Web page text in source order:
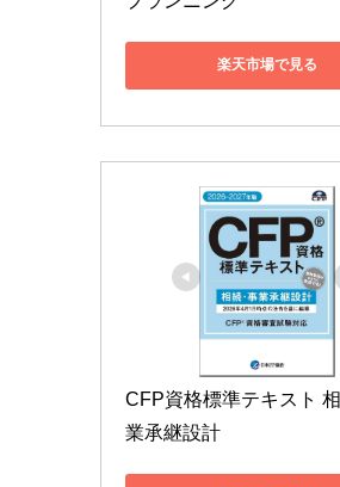
楽天市場で見る
CFP資格標準テキスト
業承継設計